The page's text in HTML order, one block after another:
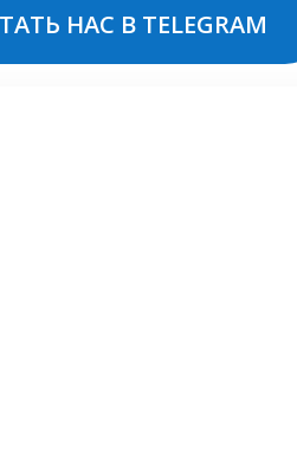
НАС В TELEGRAM